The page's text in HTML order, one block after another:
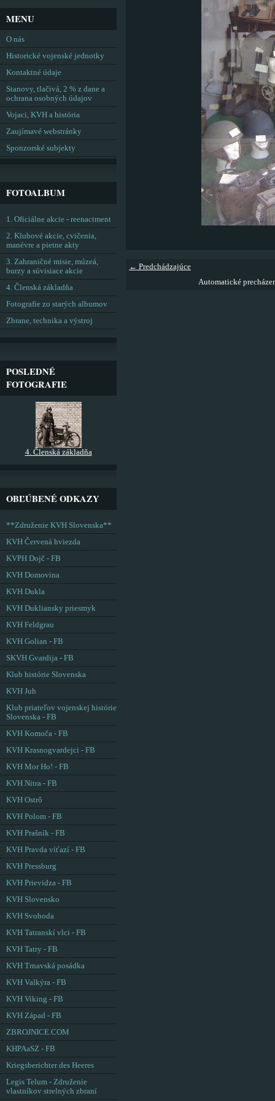
← Predchádzajúce
Automatické
MENU
O nás
Historické vojenské jednotky
Kontaktné údaje
Stanovy, tlačivá, 2 % z dane a
ochrana osobných údajov
Vojaci, KVH a história
Zaujímavé webstránky
Sponzorské subjekty
FOTOALBUM
1. Oficiálne akcie - reenactment
2. Klubové akcie, cvičenia,
manévre a pietne akty
3. Zahraničné misie, múzeá,
burzy a súvisiace akcie
4. Členská základňa
Fotografie zo starých albumov
Zbrane, technika a výstroj
POSLEDNÉ
FOTOGRAFIE
4. Členská základňa
OBĽÚBENÉ ODKAZY
**Združenie KVH Slovenska**
KVH Červená hviezda
KVPH Dojč - FB
KVH Domovina
KVH Dukla
KVH Dukliansky priesmyk
KVH Feldgrau
KVH Golian - FB
SKVH Gvardija - FB
Klub histórie Slovenska
KVH Juh
Klub priateľov vojenskej histórie
Slovenska - FB
KVH Komoča - FB
KVH Krasnogvardejci - FB
KVH Mor Ho! - FB
KVH Nitra - FB
KVH Ostrô
KVH Polom - FB
KVH Prašník - FB
KVH Pravda víťazí - FB
KVH Pressburg
KVH Prievidza - FB
KVH Slovensko
KVH Svoboda
KVH Tatranskí vlci - FB
KVH Tatry - FB
KVH Trnavská posádka
KVH Valkýra - FB
KVH Viking - FB
KVH Západ - FB
ZBROJNICE.COM
KHPAaSZ - FB
Kriegsberichter des Heeres
Legis Telum - Združenie
vlastníkov strelných zbraní